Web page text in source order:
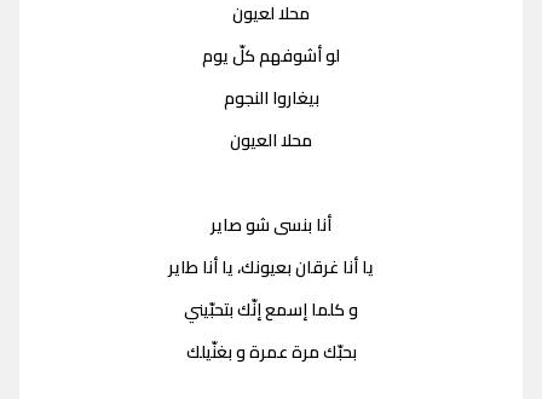
محلا لعيون
لو أشوفهم كلّ يوم
بيغاروا النجوم
محلا العيون
أنا بنسى شو صاير
يا أنا غرقان بعيونك، يا أنا طاير
و كلما إسمع إنّك بتحبّيني
بحبّك مرة عمرة و بغنّيلك